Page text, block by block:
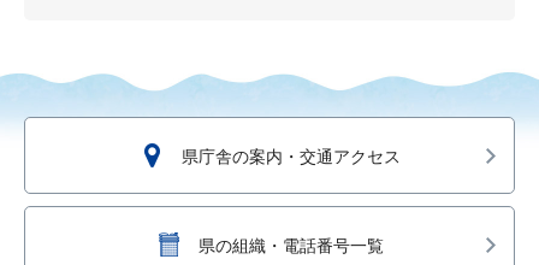
県庁舎の案内・交通アクセス
県の組織・電話番号一覧